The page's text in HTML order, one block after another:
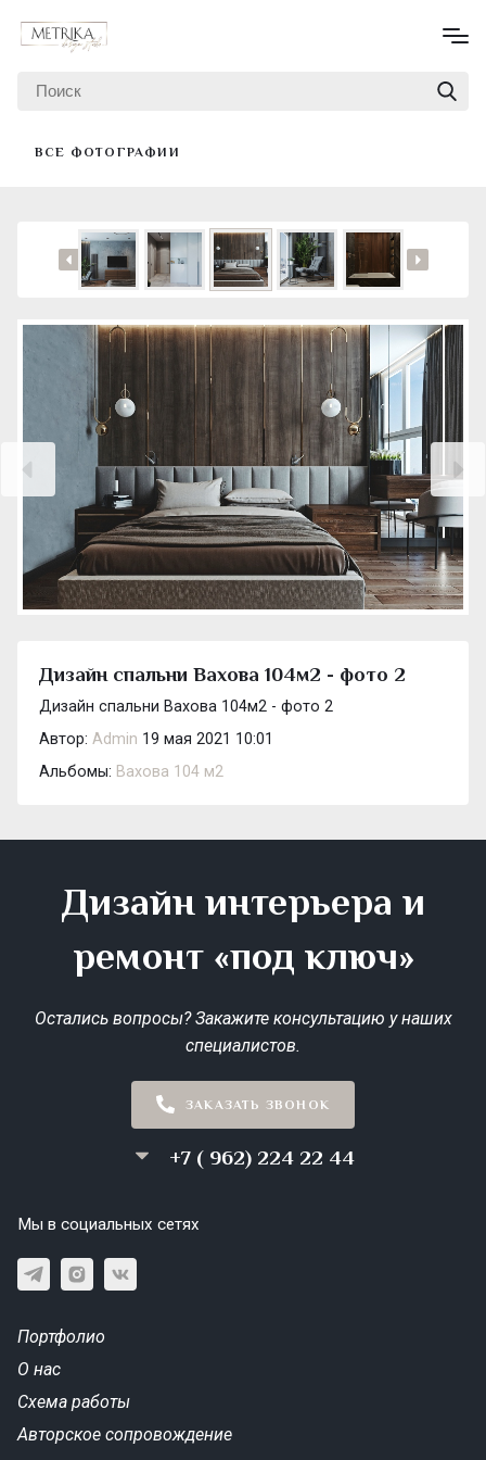
ВСЕ ФОТОГРАФИИ
Дизайн спальни Вахова 104м2 - фото 2
Дизайн спальни Вахова 104м2 - фото 2
Автор: Admin 19 мая 2021 10:01
Альбомы: Вахова 104 м2
Дизайн интерьера и
ремонт «под ключ»
Остались вопросы? Закажите консультацию у наших
специалистов.
ЗАКАЗАТЬ ЗВОНОК
+7 ( 962) 224 22 44
Мы в социальных сетях
Портфолио
О нас
Схема работы
Авторское сопровождение